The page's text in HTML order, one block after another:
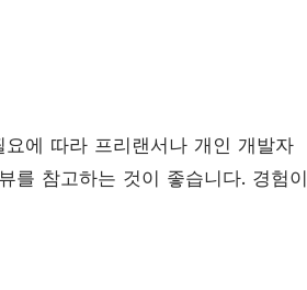
에 따라 프리랜서나 개인 개발자
를 참고하는 것이 좋습니다. 경험이